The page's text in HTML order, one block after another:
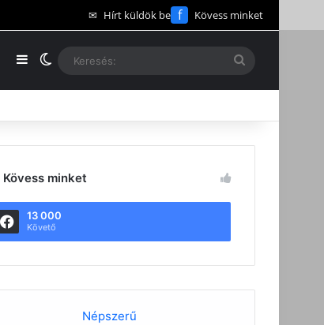
✉ Hírt küldök be f Kövess minket
OldalsávSwitch skin
Kövess minket
13 000
Követő
Népszerű